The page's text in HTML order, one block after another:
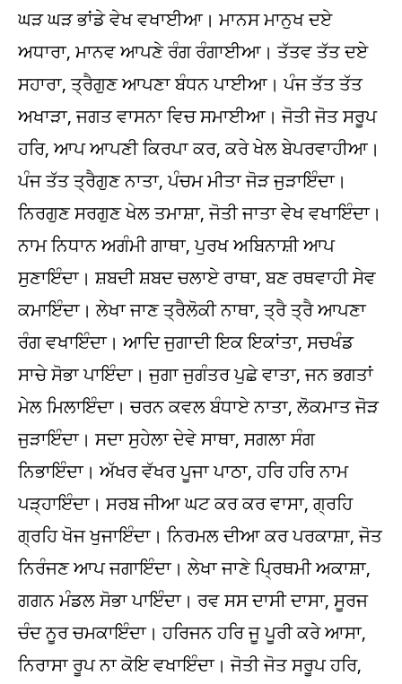
ਘੜ ਘੜ ਭਾਂਡੇ ਵੇਖ ਵਖਾਈਆ। ਮਾਨਸ ਮਾਨੁਖ ਦਏ
ਅਧਾਰਾ, ਮਾਨਵ ਆਪਣੇ ਰੰਗ ਰੰਗਾਈਆ। ਤੱਤਵ ਤੱਤ ਦਏ
ਸਹਾਰਾ, ਤ੍ਰੈਗੁਣ ਆਪਣਾ ਬੰਧਨ ਪਾਈਆ। ਪੰਜ ਤੱਤ ਤੱਤ
ਅਖਾੜਾ, ਜਗਤ ਵਾਸਨਾ ਵਿਚ ਸਮਾਈਆ। ਜੋਤੀ ਜੋਤ ਸਰੂਪ
ਹਰਿ, ਆਪ ਆਪਣੀ ਕਿਰਪਾ ਕਰ, ਕਰੇ ਖੇਲ ਬੇਪਰਵਾਹੀਆ।
ਪੰਜ ਤੱਤ ਤ੍ਰੈਗੁਣ ਨਾਤਾ, ਪੰਚਮ ਮੀਤਾ ਜੋੜ ਜੁੜਾਇੰਦਾ।
ਨਿਰਗੁਣ ਸਰਗੁਣ ਖੇਲ ਤਮਾਸ਼ਾ, ਜੋਤੀ ਜਾਤਾ ਵੇੇਖ ਵਖਾਇੰਦਾ।
ਨਾਮ ਨਿਧਾਨ ਅਗੰਮੀ ਗਾਥਾ, ਪੁਰਖ ਅਬਿਨਾਸ਼ੀ ਆਪ
ਸੁਣਾਇੰਦਾ। ਸ਼ਬਦੀ ਸ਼ਬਦ ਚਲਾਏ ਰਾਥਾ, ਬਣ ਰਥਵਾਹੀ ਸੇਵ
ਕਮਾਇੰਦਾ। ਲੇਖਾ ਜਾਣ ਤ੍ਰੈਲੋਕੀ ਨਾਥਾ, ਤ੍ਰੈ ਤ੍ਰੈ ਆਪਣਾ
ਰੰਗ ਵਖਾਇੰਦਾ। ਆਦਿ ਜੁਗਾਦੀ ਇਕ ਇਕਾਂਤਾ, ਸਚਖੰਡ
ਸਾਚੇ ਸੋਭਾ ਪਾਇੰਦਾ। ਜੁਗਾ ਜੁਗੰਤਰ ਪੁਛੇ ਵਾਤਾ, ਜਨ ਭਗਤਾਂ
ਮੇਲ ਮਿਲਾਇੰਦਾ। ਚਰਨ ਕਵਲ ਬੰਧਾਏ ਨਾਤਾ, ਲੋਕਮਾਤ ਜੋੜ
ਜੁੜਾਇੰਦਾ। ਸਦਾ ਸੁਹੇਲਾ ਦੇਵੇ ਸਾਥਾ, ਸਗਲਾ ਸੰਗ
ਨਿਭਾਇੰਦਾ। ਅੱਖਰ ਵੱਖਰ ਪੂਜਾ ਪਾਠਾ, ਹਰਿ ਹਰਿ ਨਾਮ
ਪੜ੍ਹਾਇੰਦਾ। ਸਰਬ ਜੀਆ ਘਟ ਕਰ ਕਰ ਵਾਸਾ, ਗ੍ਰਹਿ
ਗ੍ਰਹਿ ਖੋਜ ਖੁਜਾਇੰਦਾ। ਨਿਰਮਲ ਦੀਆ ਕਰ ਪਰਕਾਸ਼ਾ, ਜੋਤ
ਨਿਰੰਜਣ ਆਪ ਜਗਾਇੰਦਾ। ਲੇਖਾ ਜਾਣੇ ਪ੍ਰਿਥਮੀ ਅਕਾਸ਼ਾ,
ਗਗਨ ਮੰਡਲ ਸੋਭਾ ਪਾਇੰਦਾ। ਰਵ ਸਸ ਦਾਸੀ ਦਾਸਾ, ਸੂਰਜ
ਚੰਦ ਨੂਰ ਚਮਕਾਇੰਦਾ। ਹਰਿਜਨ ਹਰਿ ਜੂ ਪੂਰੀ ਕਰੇ ਆਸਾ,
ਨਿਰਾਸਾ ਰੂਪ ਨਾ ਕੋਇ ਵਖਾਇੰਦਾ। ਜੋਤੀ ਜੋਤ ਸਰੂਪ ਹਰਿ,